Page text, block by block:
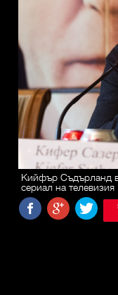
Кийфър Съдърланд
сериал на